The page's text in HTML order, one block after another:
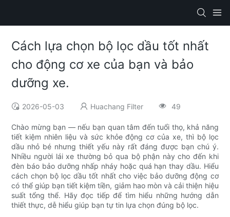
Cách lựa chọn bộ lọc dầu tốt nhất
cho động cơ xe của bạn và bảo
dưỡng xe.
2026-05-03 Huachang Filter 49
Chào mừng bạn — nếu bạn quan tâm đến tuổi thọ, khả năng
tiết kiệm nhiên liệu và sức khỏe động cơ của xe, thì bộ lọc
dầu nhỏ bé nhưng thiết yếu này rất đáng được bạn chú ý.
Nhiều người lái xe thường bỏ qua bộ phận này cho đến khi
đèn báo bảo dưỡng nhấp nháy hoặc quá hạn thay dầu. Hiểu
cách chọn bộ lọc dầu tốt nhất cho việc bảo dưỡng động cơ
có thể giúp bạn tiết kiệm tiền, giảm hao mòn và cải thiện hiệu
suất tổng thể. Hãy đọc tiếp để tìm hiểu những hướng dẫn
thiết thực, dễ hiểu giúp bạn tự tin lựa chọn đúng bộ lọc.